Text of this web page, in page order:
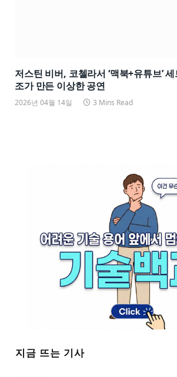
저스틴 비버, 코첼라서 ‘맥북+유튜브’
조가 만든 이상한 공연
2026년 04월 14일 3 Mins Read
지금 뜨는 기사